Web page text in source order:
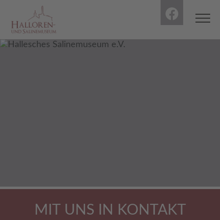
MIT UNS IN KONTAKT